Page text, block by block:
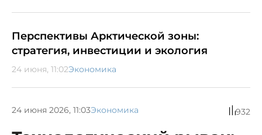
Перспективы Арктической зоны:
стратегия, инвестиции и экология
24 июня, 11:02Экономика
24 июня 2026, 11:03Экономика 932